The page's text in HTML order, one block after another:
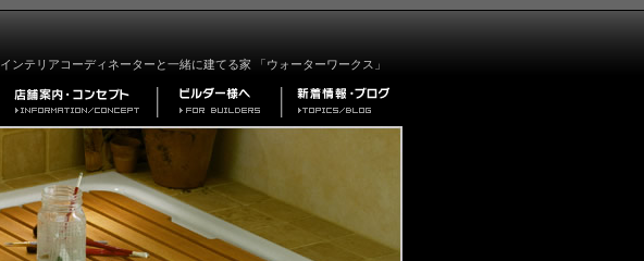
インテリアコーディネーターと一緒に建てる家 「ウォーターワークス」